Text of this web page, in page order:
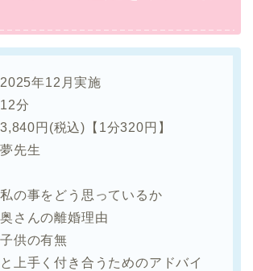
2025年12月実施
12分
3,840円(税込)【1分320円】
夢先生
の事をどう思っているか
さんの離婚理由
供の有無
手く付き合うためのアドバイ